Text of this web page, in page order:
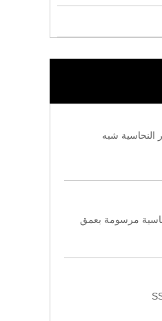
النحاسية شبه
مرسومة بعمق